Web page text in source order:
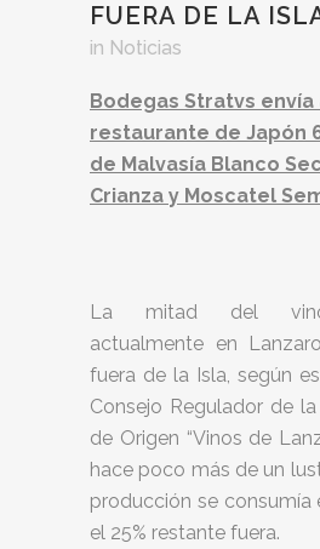
FUERA DE LA
in Noticias
Bodegas Stratvs envía
restaurante de Japón
de Malvasía Blanco
Crianza y Moscatel
La mitad del
actualmente en
fuera de la Isla, según
Consejo Regulador de
de Origen “Vinos de
hace poco más de un
producción se consumía
el 25% restante fuera.